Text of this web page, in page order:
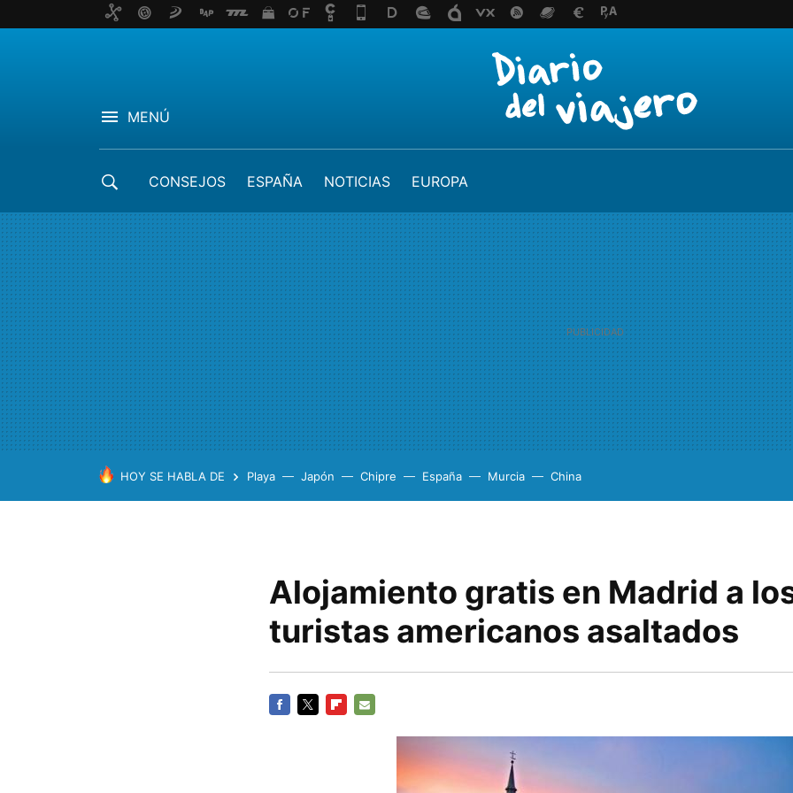
MENÚ
CONSEJOS ESPAÑA NOTICIAS EUROPA
HOY SE HABLA DE Playa Japón Chipre España Murcia China
Alojamiento gratis en Madrid a
turistas americanos asaltados